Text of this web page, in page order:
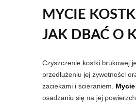
MYCIE
JAK DBAĆ O
Czyszczenie kostki brukowej
przedłużeniu jej żywotności
zaciekami i ścieraniem.
osadzaniu się na jej